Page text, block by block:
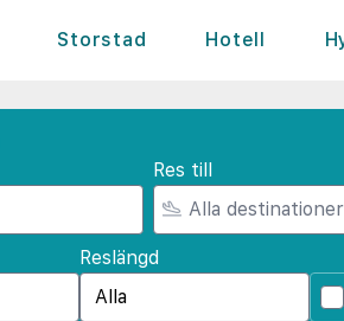
Storstad Hotell
Res till
Reslängd